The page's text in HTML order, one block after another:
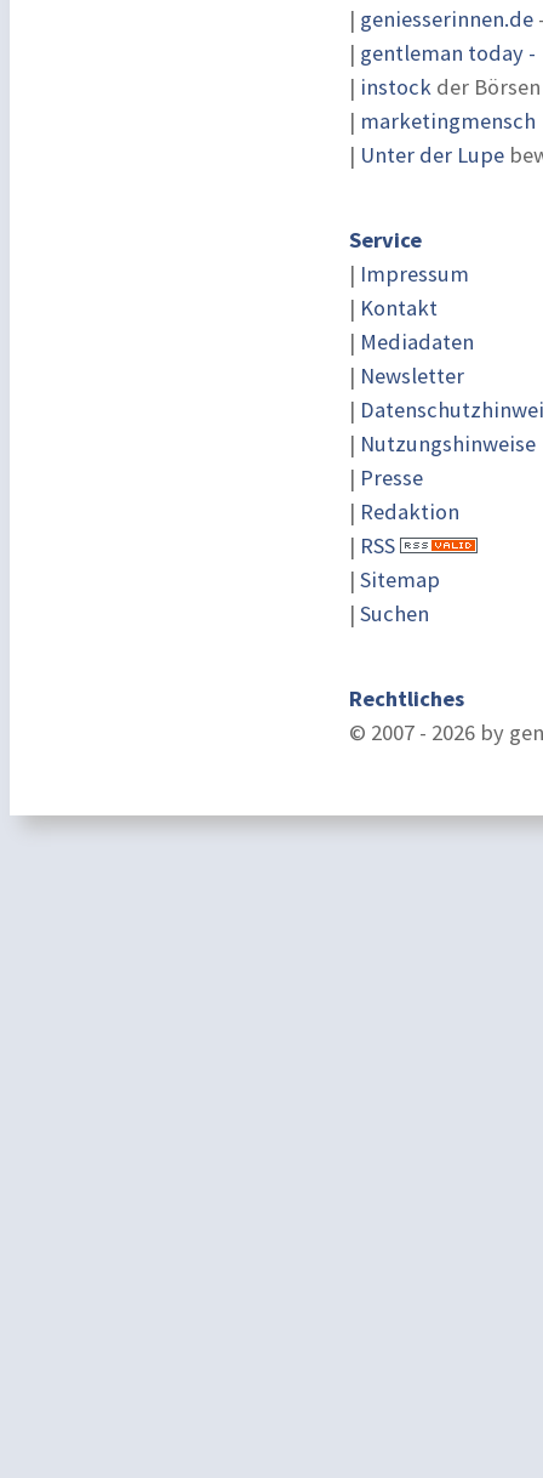
| geniesserinnen.de
| gentleman today -
| instock der
|
| Unter der Lupe
Service
| Impressum
| Kontakt
| Mediadaten
| Newsletter
|
| Nutzungshinweise
| Presse
| Redaktion
| RSS
| Sitemap
| Suchen
Rechtliches
© 2007 - 2026 by